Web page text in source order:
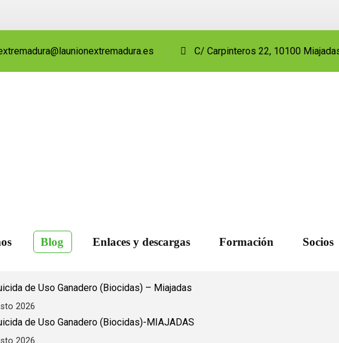
C/ Carpinteros 22, 10100
Blog Enlaces y descargas Formación Socios
de Uso Ganadero (Biocidas) – Miajadas
2026
de Uso Ganadero (Biocidas)-MIAJADAS
2026